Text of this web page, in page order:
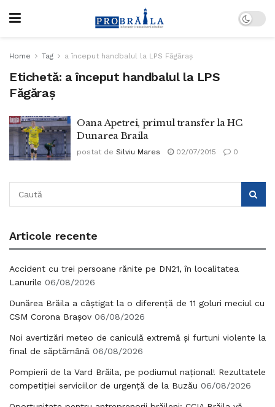
Home Tag a început handbalul la LPS Făgăraș
Etichetă: a început handbalul la LPS
Făgăraș
Oana Apetrei, primul transfer la HC
Dunarea Braila
postat de Silviu Mares 02/07/2015 0
Articole recente
Accident cu trei persoane rănite pe DN21, în localitatea
Lanurile 06/08/2026
Dunărea Brăila a câștigat la o diferență de 11 goluri meciul cu
CSM Corona Brașov 06/08/2026
Noi avertizări meteo de caniculă extremă și furtuni violente la
final de săptămână 06/08/2026
Pompierii de la Vard Brăila, pe podiumul național! Rezultatele
competiției serviciilor de urgență de la Buzău 06/08/2026